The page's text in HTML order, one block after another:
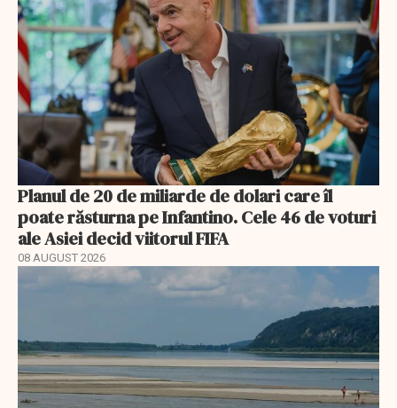
Planul de 20 de miliarde de dolari care îl
poate răsturna pe Infantino. Cele 46 de voturi
ale Asiei decid viitorul FIFA
08 AUGUST 2026